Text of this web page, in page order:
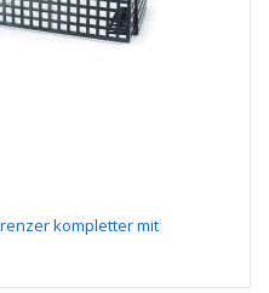
kompletter mit